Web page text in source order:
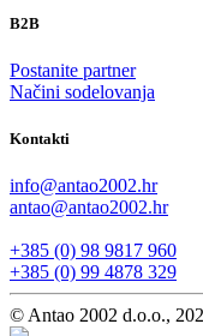
B2B
Postanite partner
Načini sodelovanja
Kontakti
info@antao2002.hr
antao@antao2002.hr
+385 (0) 98 9817 960
+385 (0) 99 4878 329
© Antao 2002 d.o.o.,